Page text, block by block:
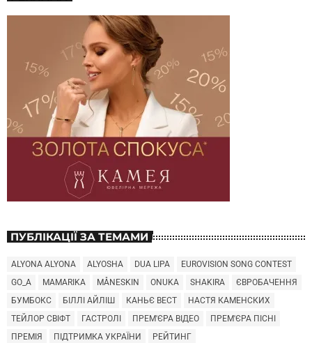
ПУБЛІКАЦІЇ ЗА ТЕМАМИ
ALYONA ALYONA ALYOSHA DUA LIPA
EUROVISION SONG CONTEST
GO_A
MAMARIKA MÅNESKIN ONUKA SHAKIRA
ЄВРОБАЧЕННЯ
БУМБОКС
БІЛЛІ АЙЛІШ КАНЬЄ ВЕСТ
НАСТЯ КАМЕНСКИХ
ТЕЙЛОР СВІФТ
ГАСТРОЛІ ПРЕМ'ЄРА ВІДЕО
ПРЕМ'ЄРА ПІСНІ
ПРЕМІЯ
ПІДТРИМКА УКРАЇНИ
РЕЙТИНГ